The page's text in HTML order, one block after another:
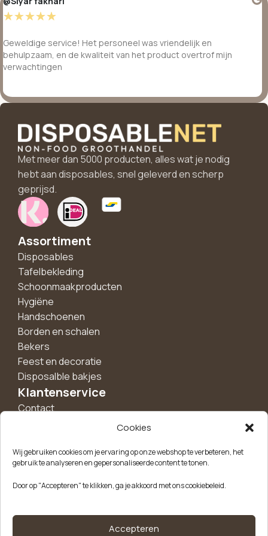
Cookies
Wij gebruiken cookies om je ervaring op onze webshop te verbeteren, het
gebruik te analyseren en gepersonaliseerde content te tonen.
Door op "Accepteren" te klikken, ga je akkoord met ons cookiebeleid.
Accepteren
☆☆☆☆☆
Geweldige service! Het personeel was vriendelijk en
behulpzaam, en de kwaliteit van het product overtrof mijn
verwachtingen
Met meer dan 5000 producten, alles wat je nodig
hebt aan disposables, snel geleverd en scherp
geprijsd.
Assortiment
Disposables
Tafelbekleding
Schoonmaakproducten
Hygiëne
Handschoenen
Borden en schalen
Bekers
Feest en decoratie
Disposalble bakjes
Klantenservice
Contact
Over ons
Informatie
Algemene voorwaarden